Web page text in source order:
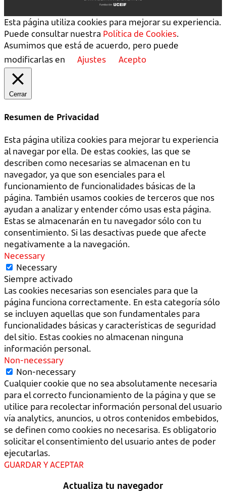
Esta página utiliza cookies para mejorar su experiencia.
Puede consultar nuestra Política de Cookies.
Asumimos que está de acuerdo, pero puede
modificarlas en
Ajustes Acepto
Cerrar
Resumen de Privacidad
Esta página utiliza cookies para mejorar tu experiencia
al navegar por ella. De estas cookies, las que se
describen como necesarias se almacenan en tu
navegador, ya que son esenciales para el
funcionamiento de funcionalidades básicas de la
página. También usamos cookies de terceros que nos
ayudan a analizar y entender cómo usas esta página.
Estas se almacenarán en tu navegador sólo con tu
consentimiento. Si las desactivas puede que afecte
negativamente a la navegación.
Necessary
Necessary
Siempre activado
Las cookies necesarias son esenciales para que la
página funciona correctamente. En esta categoría sólo
se incluyen aquellas que son fundamentales para
funcionalidades básicas y características de seguridad
del sitio. Estas cookies no almacenan ninguna
información personal.
Non-necessary
Non-necessary
Cualquier cookie que no sea absolutamente necesaria
para el correcto funcionamiento de la página y que se
utilice para recolectar información personal del usuario
vía analytics, anuncios, u otros contenidos embebidos,
se definen como cookies no necesarisa. Es obligatorio
solicitar el consentimiento del usuario antes de poder
ejecutarlas.
GUARDAR Y ACEPTAR
Actualiza tu navegador